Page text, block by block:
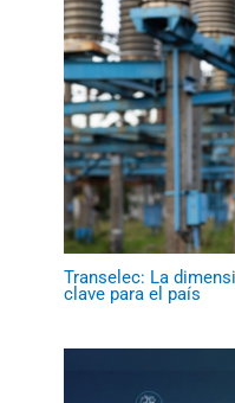
Transelec: La
clave para el país